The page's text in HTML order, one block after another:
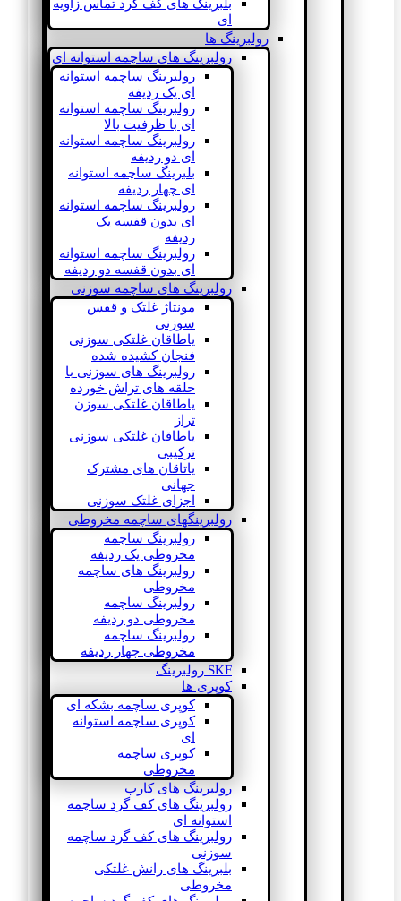
بلبرینگ های کف گرد تماس زاویه
ای
رولبرینگ ها
رولبرینگ های ساچمه استوانه ای
رولبرینگ ساچمه استوانه
ای یک ردیفه
رولبرینگ ساچمه استوانه
ای با ظرفیت بالا
رولبرینگ ساچمه استوانه
ای دو ردیفه
بلبرینگ ساچمه استوانه
ای چهار ردیفه
رولبرینگ ساچمه استوانه
ای بدون قفسه یک
ردیفه
رولبرینگ ساچمه استوانه
ای بدون قفسه دو ردیفه
رولبرینگ های ساچمه سوزنی
مونتاژ غلتک و قفس
سوزنی
یاطاقان غلتکی سوزنی
فنجان کشیده شده
رولبرینگ های سوزنی با
حلقه های تراش خورده
یاطاقان غلتکی سوزن
تراز
یاطاقان غلتکی سوزنی
ترکیبی
یاتاقان های مشترک
جهانی
اجزای غلتک سوزنی
رولبرینگهای ساچمه مخروطی
رولبرینگ ساچمه
مخروطی یک ردیفه
رولبرینگ های ساچمه
مخروطی
رولبرینگ ساچمه
مخروطی دو ردیفه
رولبرینگ ساچمه
مخروطی چهار ردیفه
SKF رولبرینگ
کوپری ها
کوپری ساچمه بشکه ای
کوپری ساچمه استوانه
ای
کوپری ساچمه
مخروطی
رولبرینگ های کارب
رولبرینگ های کف گرد ساچمه
استوانه ای
رولبرینگ های کف گرد ساچمه
سوزنی
بلبرینگ های رانش غلتکی
مخروطی